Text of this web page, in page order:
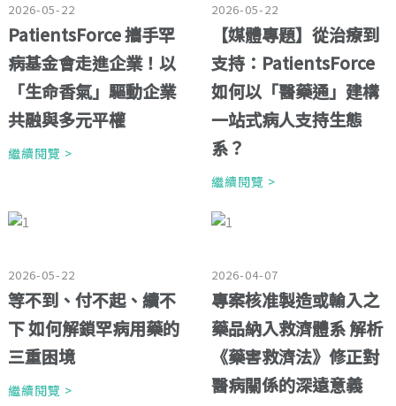
2026-05-22
PatientsForce 攜手罕
病基金會走進企業！以
「生命香氣」驅動企業
共融與多元平權
繼續閱覽 >
2026-05-22
【媒體專題】從治療到
支持：PatientsForce
如何以「醫藥通」建構
一站式病人支持生態
系？
繼續閱覽 >
2026-05-22
等不到、付不起、續不
下 如何解鎖罕病用藥的
三重困境
繼續閱覽 >
2026-04-07
專案核准製造或輸入之
藥品納入救濟體系 解析
《藥害救濟法》修正對
醫病關係的深遠意義